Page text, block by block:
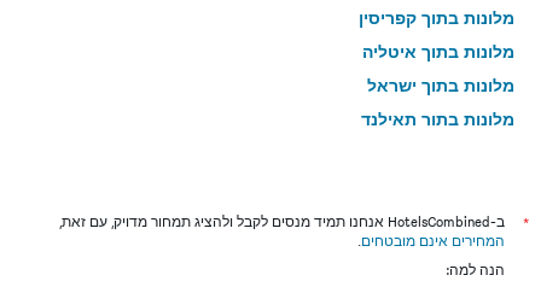
מלונות בתוך קפריסין
מלונות בתוך איטליה
מלונות בתוך ישראל
מלונות בתוך תאילנד
*
ב-HotelsCombined אנחנו תמיד מנסים לקבל ולהציג תמחור מדויק, עם זאת,
המחירים אינם מובטחים.
הנה למה: